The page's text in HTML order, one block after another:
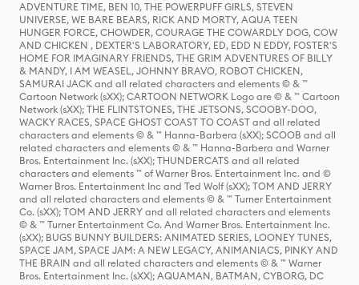
ADVENTURE TIME, BEN 10, THE POWERPUFF GIRLS, STEVEN
UNIVERSE, WE BARE BEARS, RICK AND MORTY, AQUA TEEN
HUNGER FORCE, CHOWDER, COURAGE THE COWARDLY DOG, COW
AND CHICKEN , DEXTER'S LABORATORY, ED, EDD N EDDY, FOSTER'S
HOME FOR IMAGINARY FRIENDS, THE GRIM ADVENTURES OF BILLY
& MANDY, I AM WEASEL, JOHNNY BRAVO, ROBOT CHICKEN,
SAMURAI JACK and all related characters and elements © & ™
Cartoon Network (sXX); CARTOON NETWORK Logo are © & ™ Cartoon
Network (sXX); THE FLINTSTONES, THE JETSONS, SCOOBY-DOO,
WACKY RACES, SPACE GHOST COAST TO COAST and all related
characters and elements © & ™ Hanna-Barbera (sXX); SCOOB and all
related characters and elements © & ™ Hanna-Barbera and Warner
Bros. Entertainment Inc. (sXX); THUNDERCATS and all related
characters and elements ™ of Warner Bros. Entertainment Inc. and ©
Warner Bros. Entertainment Inc and Ted Wolf (sXX); TOM AND JERRY
and all related characters and elements © & ™ Turner Entertainment
Co. (sXX); TOM AND JERRY and all related characters and elements
© & ™ Turner Entertainment Co. And Warner Bros. Entertainment Inc.
(sXX); BUGS BUNNY BUILDERS: ANIMATED SERIES, LOONEY TUNES,
SPACE JAM, SPACE JAM: A NEW LEGACY, ANIMANIACS, PINKY AND
THE BRAIN and all related characters and elements © & ™ Warner
Bros. Entertainment Inc. (sXX); AQUAMAN, BATMAN, CYBORG, DC